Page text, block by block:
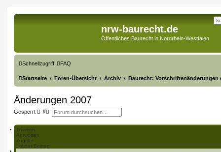
nrw-baurecht.de
Öffentliches Baurecht in Nordrhein-Westfalen
Schnellzugriff FAQ
Startseite Foren-Übersicht Archiv Baurecht: Vorschriftenänderungen
Änderungen 2007
Gesperrt
S E
e
Themen
Antworten
Zugriffe
Letzter Beitrag